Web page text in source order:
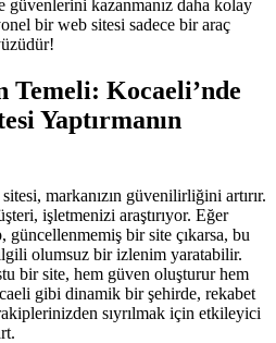
güvenlerini kazanmanız daha kolay
bir web sitesi sadece bir araç
Temeli: Kocaeli’nde
Yaptırmanın
markanızın güvenilirliğini artırır.
işletmenizi araştırıyor. Eğer
güncellenmemiş bir site çıkarsa, bu
olumsuz bir izlenim yaratabilir.
bir site, hem güven oluşturur hem
gibi dinamik bir şehirde, rekabet
sıyrılmak için etkileyici